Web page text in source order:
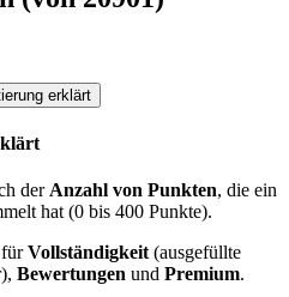
erklärt
derAnzahl von Punkten, die ein
hat (0 bis 400 Punkte).
fürVollständigkeit(ausgefüllte
Bewertungen und Premium.